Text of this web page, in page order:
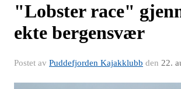
"Lobster race"
ekte bergensvær
Postet av Puddefjorden Kajakklubb den 22.